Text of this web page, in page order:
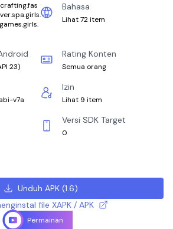
Bahasa
Lihat 72 item
23)
Rating Konten
Semua orang
v7a
Izin
Lihat 9 item
Versi SDK Target
0
Unduh APK(1.6)
file XAPK / APK
Permainan